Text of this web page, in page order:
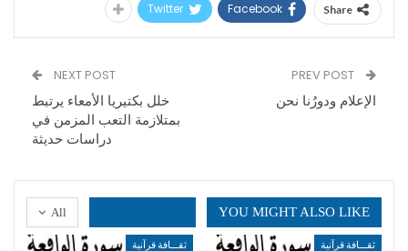
Share
Facebook
Twitter
الإعلام ودورُنا نحن
NEXT POST
خلل بكتيريا الأمعاء يرتبط
بمتلازمة التعب المزمن في
دراسات حديثة
All YOU MIGHT ALSO LIKE
ثقـــافة قرآنية ثقـــافة قرآنية